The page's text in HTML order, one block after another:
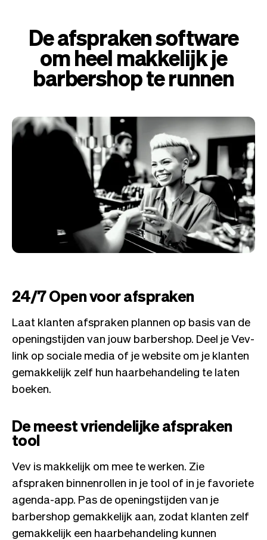
De afspraken software
om heel makkelijk je
barbershop te runnen
24/7 Open voor afspraken
Laat klanten afspraken plannen op basis van de
openingstijden van jouw barbershop. Deel je Vev-
link op sociale media of je website om je klanten
gemakkelijk zelf hun haarbehandeling te laten
boeken.
De meest vriendelijke afspraken
tool
Vev is makkelijk om mee te werken. Zie
afspraken binnenrollen in je tool of in je favoriete
agenda-app. Pas de openingstijden van je
barbershop gemakkelijk aan, zodat klanten zelf
gemakkelijk een haarbehandeling kunnen